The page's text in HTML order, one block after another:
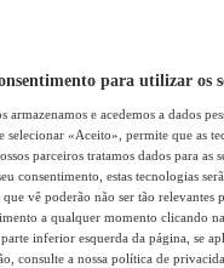
para utilizar os
armazenamos e acedemos a dados
selecionar «Aceito», permite que as
parceiros tratamos dados para
consentimento, estas tecnologias
vê poderão não ser tão relevantes
a qualquer momento clicando
inferior esquerda da página, se
consulte a nossa política de